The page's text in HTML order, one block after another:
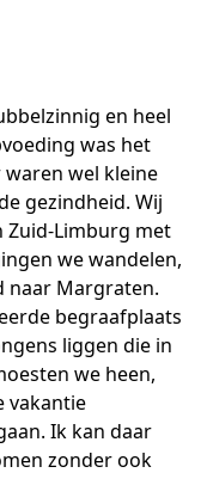
en heel
was het
wel kleine
gezindheid. Wij
Zuid-Limburg met
we wandelen,
naar Margraten.
begraafplaats
liggen die in
we heen,
vakantie
Ik kan daar
zonder ook